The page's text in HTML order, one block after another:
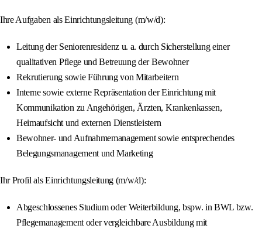
Ihre Aufgaben als Einrichtungsleitung (m/w/d):
Leitung der Seniorenresidenz u. a. durch Sicherstellung einer
qualitativen Pflege und Betreuung der Bewohner
Rekrutierung sowie Führung von Mitarbeitern
Interne sowie externe Repräsentation der Einrichtung mit
Kommunikation zu Angehörigen, Ärzten, Krankenkassen,
Heimaufsicht und externen Dienstleistern
Bewohner- und Aufnahmemanagement sowie entsprechendes
Belegungsmanagement und Marketing
Ihr Profil als Einrichtungsleitung (m/w/d):
Abgeschlossenes Studium oder Weiterbildung, bspw. in BWL bzw.
Pflegemanagement oder vergleichbare Ausbildung mit